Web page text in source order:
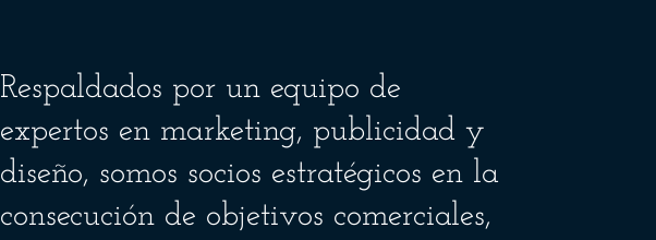
Respaldados por un equipo de
expertos en marketing, publicidad y
diseño, somos socios estratégicos en la
consecución de objetivos comerciales,